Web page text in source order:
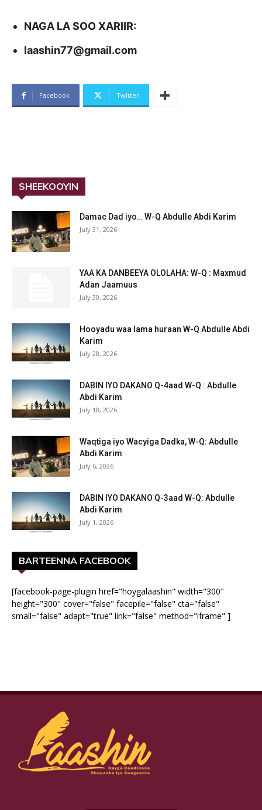
NAGA LA SOO XARIIR:
laashin77@gmail.com
Facebook Twitter
SHEEKOOYIN
Damac Dad iyo… W-Q Abdulle Abdi Karim
July 31, 2026
YAA KA DANBEEYA OLOLAHA: W-Q : Maxmud
Adan Jaamuus
July 30, 2026
Hooyadu waa lama huraan W-Q Abdulle Abdi
Karim
July 28, 2026
DABIN IYO DAKANO Q-4aad W-Q : Abdulle
Abdi Karim
July 18, 2026
Waqtiga iyo Wacyiga Dadka, W-Q: Abdulle
Abdi Karim
July 6, 2026
DABIN IYO DAKANO Q-3aad W-Q: Abdulle
Abdi Karim
July 1, 2026
BARTEENNA FACEBOOK
[facebook-page-plugin href="hoygalaashin" width="300"
height="300" cover="false" facepile="false" cta="false"
small="false" adapt="true" link="false" method="iframe" ]